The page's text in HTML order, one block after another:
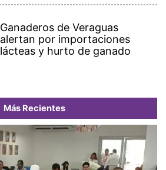
Ganaderos de Veraguas
alertan por importaciones
lácteas y hurto de ganado
Más Recientes